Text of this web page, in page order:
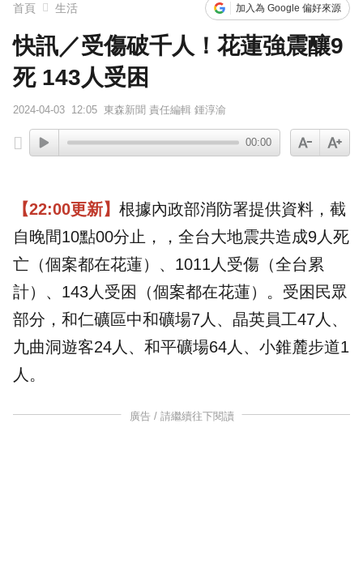
首頁 生活 加入為 Google 偏好來源
快訊／受傷破千人！花蓮強震釀9
死 143人受困
2024-04-03 12:05 東森新聞 責任編輯 鍾淳渝
00:00
【22:00更新】 根據內政部消防署提供資料，截
自晚間10點00分止，，全台大地震共造成9人死
亡（個案都在花蓮）、1011人受傷（全台累
計）、143人受困（個案都在花蓮）。受困民眾
部分，和仁礦區中和礦場7人、晶英員工47人、
九曲洞遊客24人、和平礦場64人、小錐麓步道1
人。
廣告 / 請繼續往下閱讀